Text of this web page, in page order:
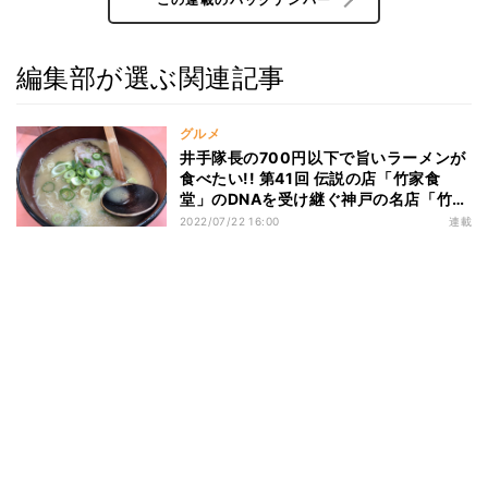
編集部が選ぶ関連記事
グルメ
井手隊長の700円以下で旨いラーメンが
食べたい!! 第41回 伝説の店「竹家食
堂」のDNAを受け継ぐ神戸の名店「竹家
ラーメン」!
2022/07/22 16:00 連載